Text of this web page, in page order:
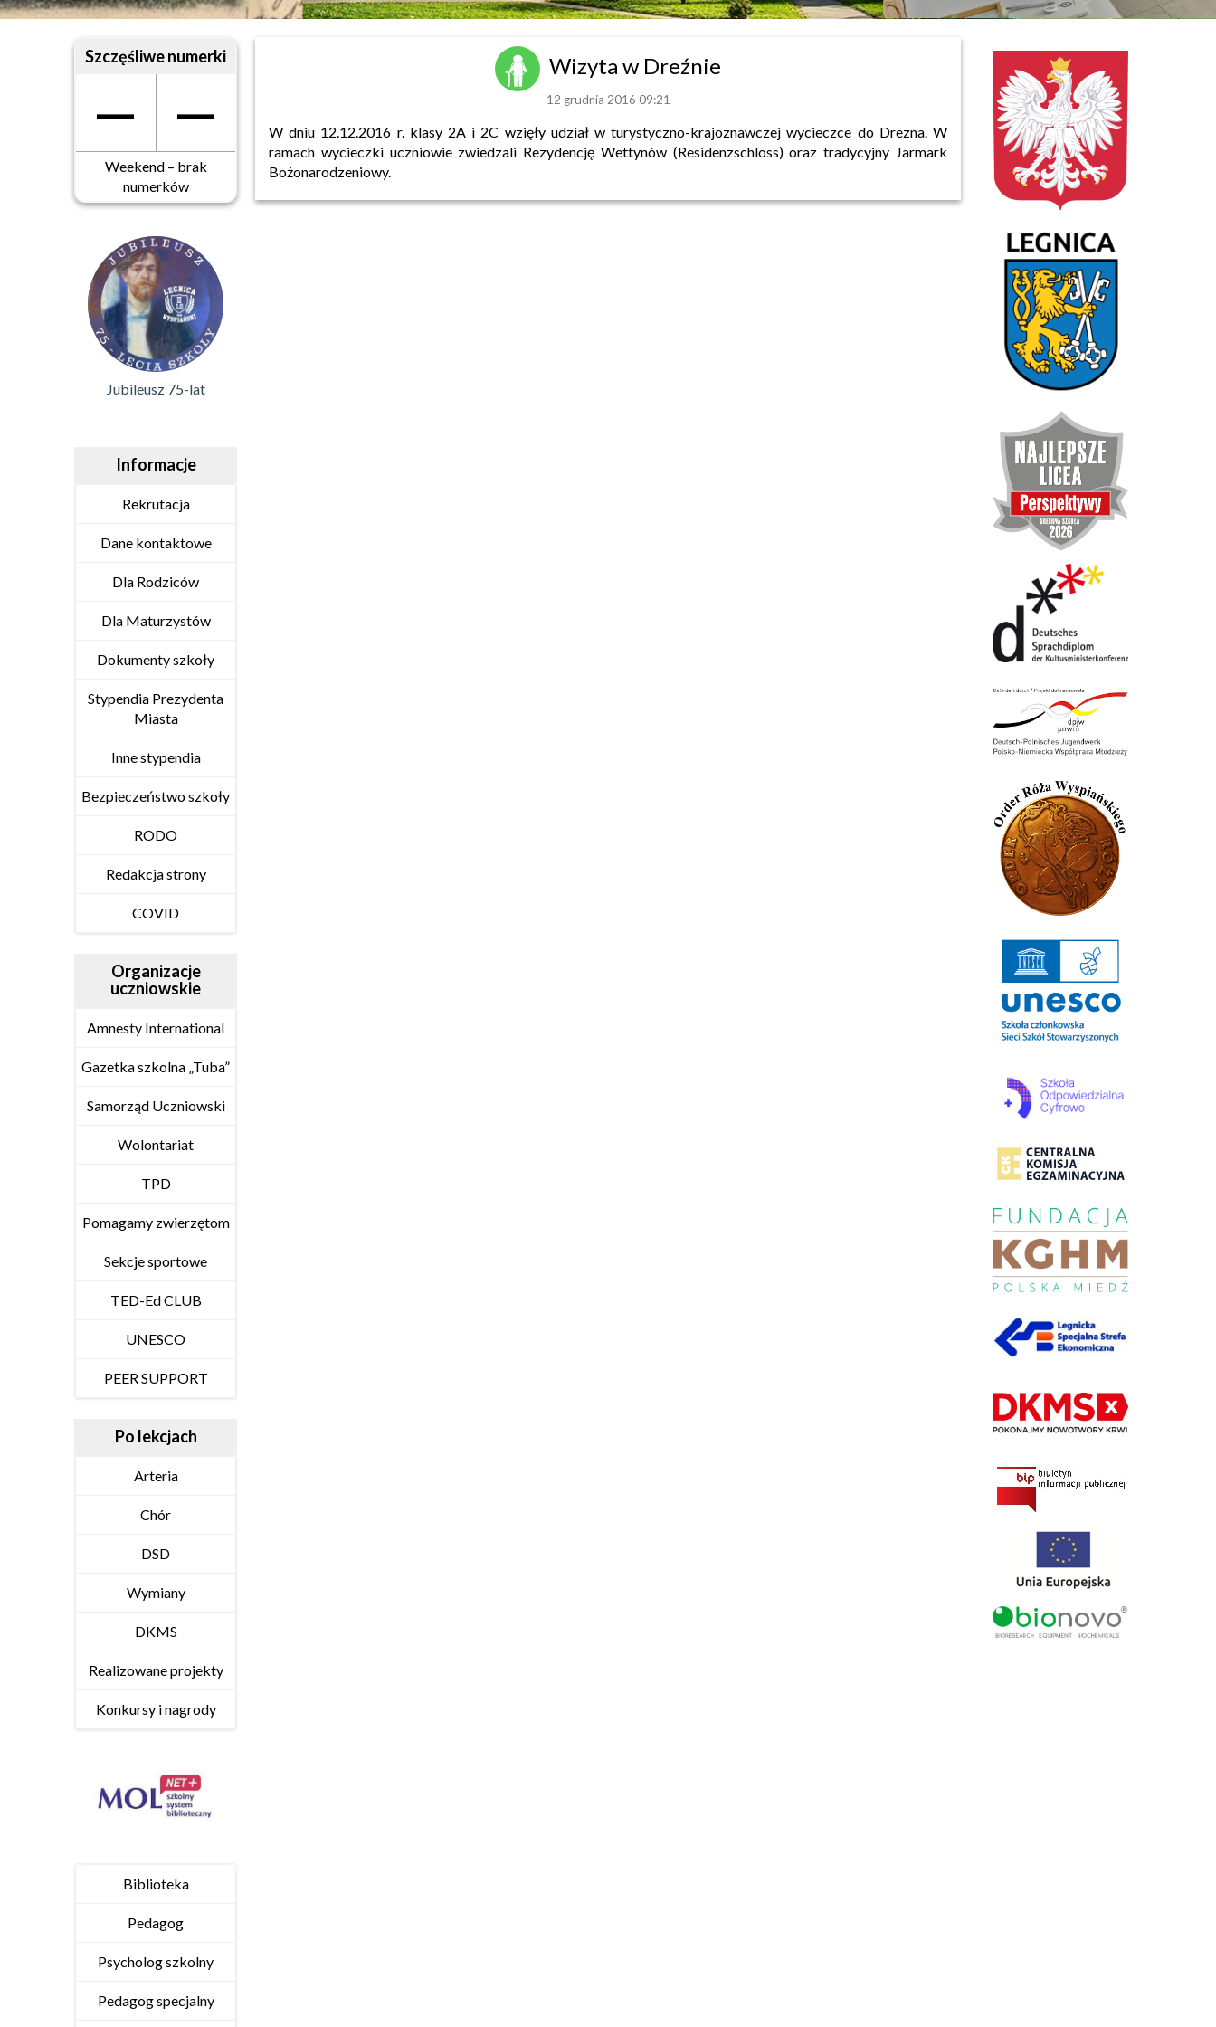
Szczęśliwe numerki
— —
Weekend – brak
numerków
Jubileusz 75-lat
Informacje
Rekrutacja
Dane kontaktowe
Dla Rodziców
Dla Maturzystów
Dokumenty szkoły
Stypendia Prezydenta
Miasta
Inne stypendia
Bezpieczeństwo szkoły
RODO
Redakcja strony
COVID
Organizacje
uczniowskie
Amnesty International
Gazetka szkolna „Tuba”
Samorząd Uczniowski
Wolontariat
TPD
Pomagamy zwierzętom
Sekcje sportowe
TED-Ed CLUB
UNESCO
PEER SUPPORT
Po lekcjach
Arteria
Chór
DSD
Wymiany
DKMS
Realizowane projekty
Konkursy i nagrody
Biblioteka
Pedagog
Psycholog szkolny
Pedagog specjalny
Wizyta w Dreźnie
12 grudnia 2016 09:21
W dniu 12.12.2016 r. klasy 2A i 2C wzięły udział w turystyczno-krajoznawczej wycieczce do Drezna. W
ramach wycieczki uczniowie zwiedzali Rezydencję Wettynów (Residenzschloss) oraz tradycyjny Jarmark
Bożonarodzeniowy.